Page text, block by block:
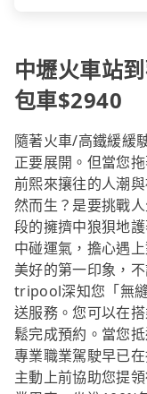
中壢火車站
包車$2940
隨著火車/高鐵緩緩
正要展開。但當您
前熙來攘往的人潮
然而生？是要挑戰
段的擁擠中狼狽地
中碰運氣，擔心遇
美好的第一印象，
tripool深知您「無
送服務。您可以在
鬆完成預約。當您
專業職業駕駛早已
主動上前協助您提